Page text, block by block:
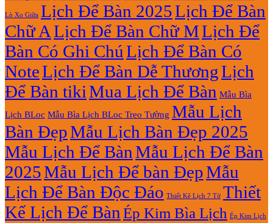
Lò Xo Giữa Lịch Để Bàn 2025Lịch Để Bàn
Chữ ALịch Để Bàn Chữ MLịch Để
Bàn Có Ghi ChúLịch Để Bàn Có
NoteLịch Để Bàn Dễ ThươngLịch
Để Bàn tikiMua Lịch Để Bàn Mẫu Bìa
Lịch BLoc Mẫu Bìa Lịch BLoc Treo Tường Mẫu Lịch
Bàn ĐẹpMẫu Lịch Bàn Đẹp 2025
Mẫu Lịch Để BànMẫu Lịch Để Bàn
2025Mẫu Lịch Để bàn ĐẹpMẫu
Lịch Để Bàn Độc Đáo Thiết Kê Lịch 7 Tờ Thiết
Kế Lịch Để Bàn Ép Kim Bìa Lịch Ép Kim Lịch